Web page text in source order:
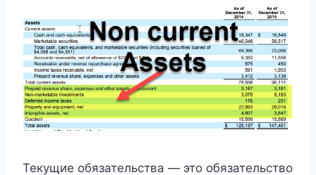
Текущие обязательства — это обязательство